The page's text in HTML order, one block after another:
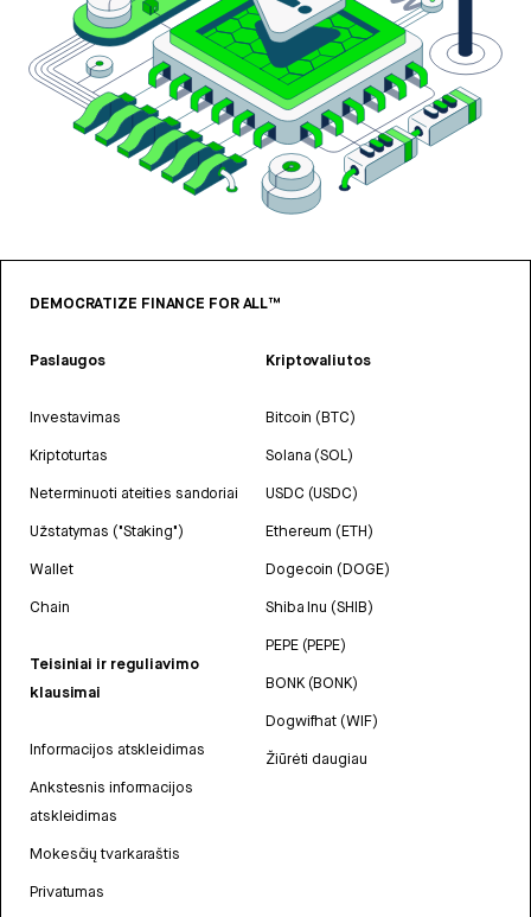
DEMOCRATIZE FINANCE FOR ALL™
Paslaugos
Investavimas
Kriptoturtas
Neterminuoti ateities sandoriai
Užstatymas ("Staking")
Wallet
Chain
Teisiniai ir reguliavimo
klausimai
Informacijos atskleidimas
Ankstesnis informacijos
atskleidimas
Mokesčių tvarkaraštis
Privatumas
Kriptovaliutos
Bitcoin (BTC)
Solana (SOL)
USDC (USDC)
Ethereum (ETH)
Dogecoin (DOGE)
Shiba Inu (SHIB)
PEPE (PEPE)
BONK (BONK)
Dogwifhat (WIF)
Žiūrėti daugiau